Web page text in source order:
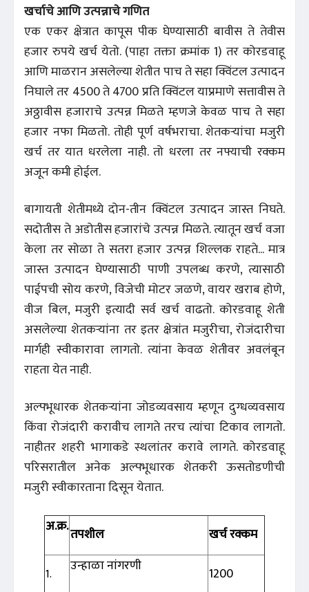
खर्चाचे आणि उत्पन्नाचे गणित
एक एकर क्षेत्रात कापूस पीक घेण्यासाठी बावीस ते तेवीस
हजार रुपये खर्च येतो. (पाहा तक्ता क्रमांक 1) तर कोरडवाहू
आणि माळरान असलेल्या शेतीत पाच ते सहा क्विंटल उत्पादन
निघाले तर 4500 ते 4700 प्रति क्विंटल याप्रमाणे सत्तावीस ते
अठ्ठावीस हजाराचे उत्पन्न मिळते म्हणजे केवळ पाच ते सहा
हजार नफा मिळतो. तोही पूर्ण वर्षभराचा. शेतकऱ्यांचा मजुरी
खर्च तर यात धरलेला नाही. तो धरला तर नफ्याची रक्कम
अजून कमी होईल.
बागायती शेतीमध्ये दोन-तीन क्विंटल उत्पादन जास्त निघते.
सदोतीस ते अडोतीस हजारांचे उत्पन्न मिळते. त्यातून खर्च वजा
केला तर सोळा ते सतरा हजार उत्पन्न शिल्लक राहते... मात्र
जास्त उत्पादन घेण्यासाठी पाणी उपलब्ध करणे, त्यासाठी
पाईपची सोय करणे, विजेची मोटर जळणे, वायर खराब होणे,
वीज बिल, मजुरी इत्यादी सर्व खर्च वाढतो. कोरडवाहू शेती
असलेल्या शेतकऱ्यांना तर इतर क्षेत्रांत मजुरीचा, रोजंदारीचा
मार्गही स्वीकारावा लागतो. त्यांना केवळ शेतीवर अवलंबून
राहता येत नाही.
अल्पभूधारक शेतकऱ्यांना जोडव्यवसाय म्हणून दुग्धव्यवसाय
किंवा रोजंदारी करावीच लागते तरच त्यांचा टिकाव लागतो.
नाहीतर शहरी भागाकडे स्थलांतर करावे लागते. कोरडवाहू
परिसरातील अनेक अल्पभूधारक शेतकरी ऊसतोडणीची
मजुरी स्वीकारताना दिसून येतात.
अ.क्र.तपशील खर्च रक्कम
1. उन्हाळा नांगरणी 1200